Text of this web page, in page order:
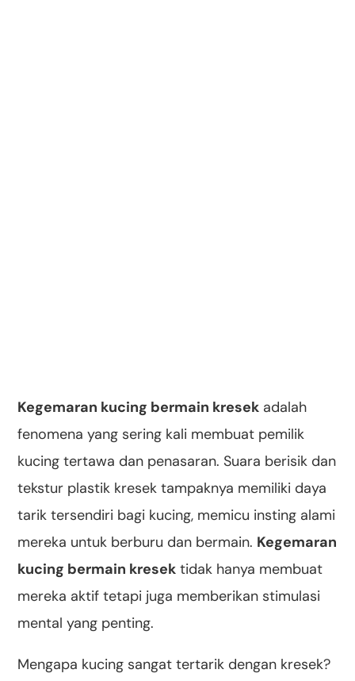
Kegemaran kucing bermain kresek adalah
fenomena yang sering kali membuat pemilik
kucing tertawa dan penasaran. Suara berisik dan
tekstur plastik kresek tampaknya memiliki daya
tarik tersendiri bagi kucing, memicu insting alami
mereka untuk berburu dan bermain. Kegemaran
kucing bermain kresek tidak hanya membuat
mereka aktif tetapi juga memberikan stimulasi
mental yang penting.
Mengapa kucing sangat tertarik dengan kresek?